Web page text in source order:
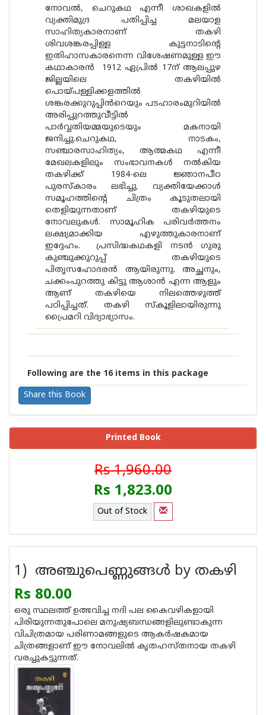
നോവൽ, ചെറുകഥ എന്നീ ശാഖകളിൽ
വ്യക്തിമുദ്ര പതിപ്പിച്ച മലയാള
സാഹിത്യകാരനാണ് തകഴി
ശിവശങ്കരപ്പിള്ള കുട്ടനാടിന്റെ
ഇതിഹാസകാരനെന്ന വിശേഷണമുള്ള ഈ
കഥാകാരൻ 1912 ഏപ്രിൽ 17ന്‌ ആലപ്പുഴ
ജില്ലയിലെ തകഴിയിൽ
പൊയ്പള്ളിക്കളത്തിൽ
ശങ്കരക്കുറുപ്പിൻറെയും പടഹാരംമുറിയിൽ
അരിപ്പുറത്തുവീട്ടിൽ
പാർവ്വതിയമ്മയുടെയും മകനായി
ജനിച്ചു.ചെറുകഥ, നാടകം,
സഞ്ചാരസാഹിത്യം, ആത്മകഥ എന്നീ
മേഖലകളിലും സംഭാവനകൾ നൽകിയ
തകഴിക്ക് 1984-ലെ ജ്ഞാനപീഠ
പുരസ്‌കാരം ലഭിച്ചു. വ്യക്തിയേക്കാൾ
സമൂഹത്തിന്റെ ചിത്രം കൂടുതലായി
തെളിയുന്നതാണ് തകഴിയുടെ
നോവലുകൾ. സാമൂഹിക പരിവർത്തനം
ലക്ഷ്യമാക്കിയ എഴുത്തുകാരനാണ്
ഇദ്ദേഹം. പ്രസിദ്ധകഥകളി നടൻ ഗുരു
കുഞ്ചുക്കുറുപ്പ് തകഴിയുടെ
പിതൃസഹോദരൻ ആയിരുന്നു. അച്ഛനും,
ചക്കംപുറത്തു കിട്ടു ആശാൻ എന്ന ആളും
ആണ് തകഴിയെ നിലത്തെഴുത്ത്
പഠിപ്പിച്ചത്. തകഴി സ്കൂളിലായിരുന്നു
പ്രൈമറി വിദ്യാഭ്യാസം.
Following are the 16 items in this package
Share this Book
Printed Book
Rs 1,960.00
Rs 1,823.00
Out of Stock
1) അഞ്ചുപെണ്ണുങ്ങള്‍ by തകഴി
Rs 80.00
ഒരു സ്ഥലത്ത് ഉത്ഭവിച്ച നദി പല കൈവഴികളായി
പിരിയുന്നതുപോലെ മനുഷ്യബന്ധങ്ങളിലുണ്ടാകുന്ന
വിചിത്രമായ പരിണാമങ്ങളുടെ ആകര്‍ഷകമായ
ചിത്രങ്ങളാണ് ഈ നോവലില്‍ കൃതഹസ്തനായ തകഴി
വരച്ചുകട്ടുന്നത്.